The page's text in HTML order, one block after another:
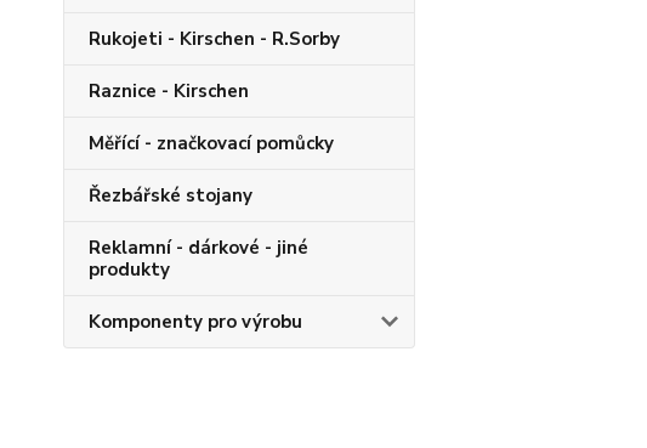
Rukojeti - Kirschen - R.Sorby
Raznice - Kirschen
Měřící - značkovací pomůcky
Řezbářské stojany
Reklamní - dárkové - jiné
produkty
Komponenty pro výrobu